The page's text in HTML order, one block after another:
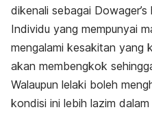
dikenali sebagai Dowager’s
Individu yang mempunyai
mengalami kesakitan yang
akan membengkok
Walaupun lelaki boleh
kondisi ini lebih lazim